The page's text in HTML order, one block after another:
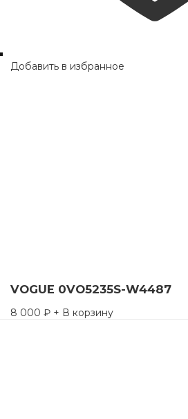
Добавить в избранное
VOGUE 0VO5235S-W4487
8 000 ₽ + В корзину